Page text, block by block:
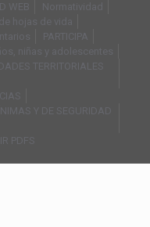
WEB
Normatividad
hojas de vida
PARTICIPA
niñas y adolescentes
TERRITORIALES
Y DE SEGURIDAD
PDFS